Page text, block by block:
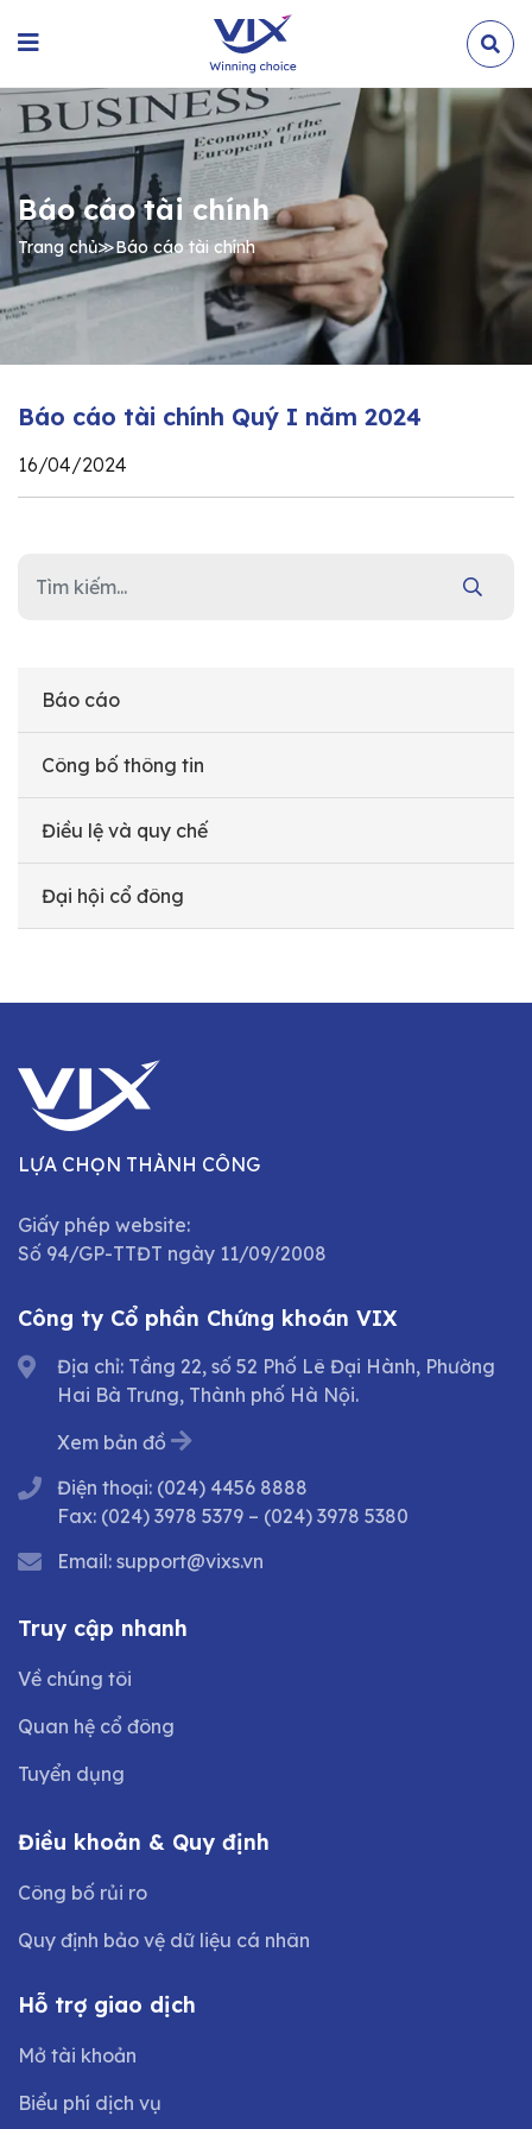
Báo cáo tài chính
Trang chủ≫Báo cáo tài chính
Báo cáo
Công bố thông tin
Điều lệ và quy chế
Đại hội cổ đông
Báo cáo tài chính Quý I năm 2024
16/04/2024
LỰA CHỌN THÀNH CÔNG
Giấy phép website:
Số 94/GP-TTĐT ngày 11/09/2008
Công ty Cổ phần Chứng khoán VIX
Địa chỉ: Tầng 22, số 52 Phố Lê Đại Hành, Phường
Hai Bà Trưng, Thành phố Hà Nội.
Xem bản đồ
Điện thoại: (024) 4456 8888
Fax: (024) 3978 5379 – (024) 3978 5380
Email: support@vixs.vn
Truy cập nhanh
Về chúng tôi
Quan hệ cổ đông
Tuyển dụng
Điều khoản & Quy định
Công bố rủi ro
Quy định bảo vệ dữ liệu cá nhân
Hỗ trợ giao dịch
Mở tài khoản
Biểu phí dịch vụ